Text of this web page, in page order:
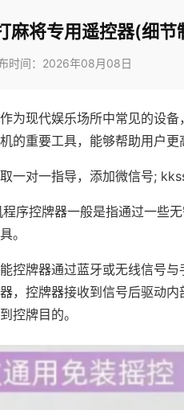
麻将专用遥控器(细节
时间：2026年08月08日
为现代娱乐场所中常见的设
的重要工具，能够帮助用户更
一对一指导，添加微信号;
序控牌器一般是指通过一些
。
控牌器通过蓝牙或无线信号
，控牌器接收到信号后驱动
控牌目的。